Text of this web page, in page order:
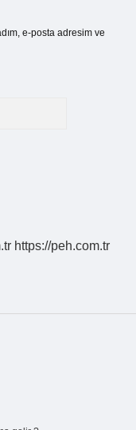
e-posta adresim ve
https://peh.com.tr